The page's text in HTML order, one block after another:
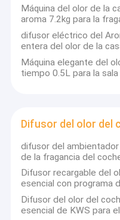
Máquina del olor de la
aroma 7.2kg para la
difusor eléctrico del
entera del olor de la
Máquina elegante del
tiempo 0.5L para la
Difusor del olor del
difusor del
de la fragancia del
Difusor recargable del
esencial con programa
Difusor del olor del
esencial de KWS para